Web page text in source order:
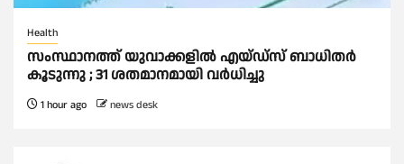
Health
സംസ്ഥാനത്ത് യുവാക്കളില്‍ എയ്ഡ്സ് ബാധിതര്‍
കൂടുന്നു ; 31 ശതമാനമായി വർധിച്ചു
1 hour ago news desk